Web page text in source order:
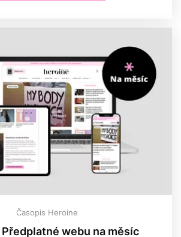
Časopis Heroine
webu na měsíc